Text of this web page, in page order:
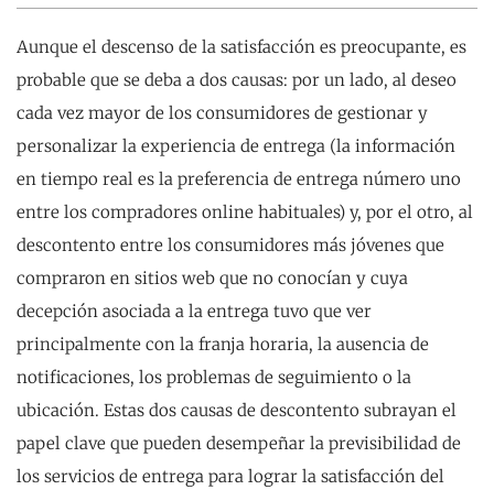
Aunque el descenso de la satisfacción es preocupante, es
probable que se deba a dos causas: por un lado, al deseo
cada vez mayor de los consumidores de gestionar y
personalizar la experiencia de entrega (la información
en tiempo real es la preferencia de entrega número uno
entre los compradores online habituales) y, por el otro, al
descontento entre los consumidores más jóvenes que
compraron en sitios web que no conocían y cuya
decepción asociada a la entrega tuvo que ver
principalmente con la franja horaria, la ausencia de
notificaciones, los problemas de seguimiento o la
ubicación. Estas dos causas de descontento subrayan el
papel clave que pueden desempeñar la previsibilidad de
los servicios de entrega para lograr la satisfacción del